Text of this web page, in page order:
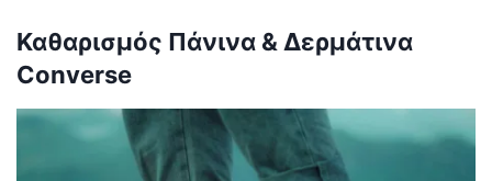
Καθαρισμός Πάνινα & Δερμάτινα
Converse